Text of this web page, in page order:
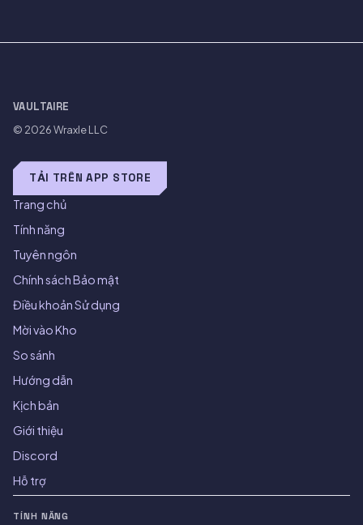
VAULTAIRE
© 2026Wraxle LLC
TẢI TRÊN APP STORE
Trang chủ
Tính năng
Tuyên ngôn
Chính sách Bảo mật
Điều khoản Sử dụng
Mời vào Kho
So sánh
Hướng dẫn
Kịch bản
Giới thiệu
Discord
Hỗ trợ
TÍNH NĂNG